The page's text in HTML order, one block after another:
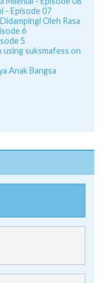
Milenial - Episode 08
- Episode 07
Oleh Rasa
6
5
suksmafess on
Anak Bangsa